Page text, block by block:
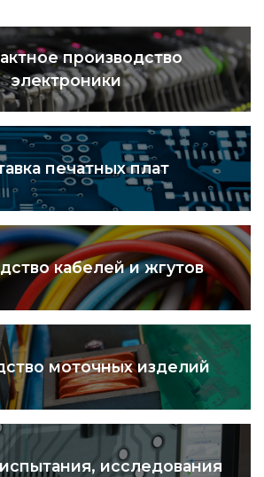
производство
электроники
печатных плат
кабелей и жгутов
моточных изделий
исследования